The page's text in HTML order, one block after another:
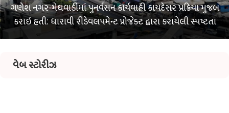
ગુજરાતમાં એનાલોગ પનીર સામે પ્રતિબંધના બીજા જ દિવસે
રાજ્યભરમાં દરોડા, અમદાવાદમાં લાયસન્સ રદ કરવા અને એકમ
સીલ કરવાની ચેતવણી
વેબ સ્ટોરીઝ